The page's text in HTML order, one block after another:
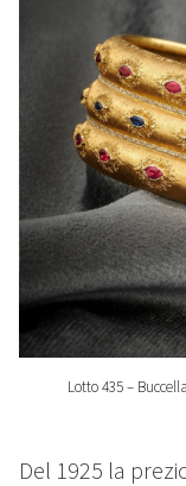
Lotto 435 –
Del 1925 la